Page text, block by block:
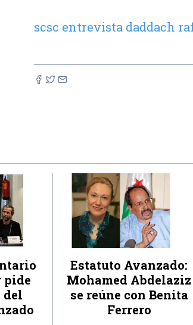
scsc entrevista daddach
del
Estatuto Avanzado:
Mohamed Abdelaziz
se reúne con Benita
Ferrero